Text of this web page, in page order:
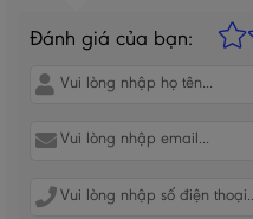
Đánh giá của bạn: